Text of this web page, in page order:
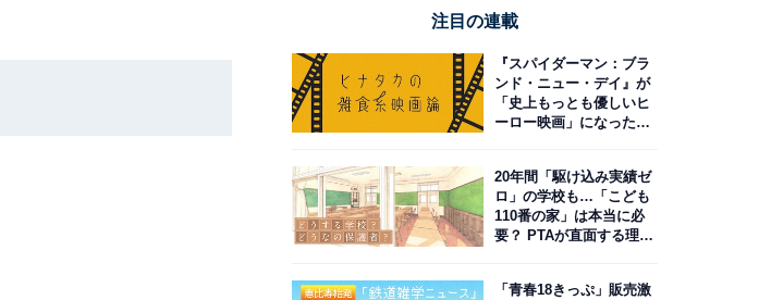
注目の連載
『スパイダーマン：ブラ
ンド・ニュー・デイ』が
「史上もっとも優しいヒ
ーロー映画」になった理
20年間「駆け込み実績ゼ
ロ」の学校も…「こども
110番の家」は本当に必
要？ PTAが直面する理想
「青春18きっぷ」販売激